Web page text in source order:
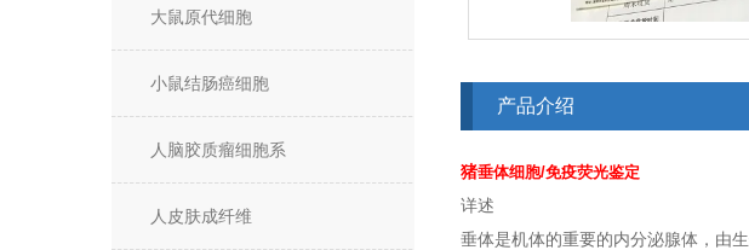
大鼠原代细胞
小鼠结肠癌细胞
人脑胶质瘤细胞系
人皮肤成纤维
产品介绍
猪垂体细胞/免疫荧光鉴定
详述
垂体是机体的重要的内分泌腺体，由